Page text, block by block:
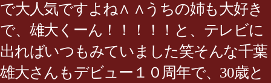
で大人気ですよね∧ ∧うちの姉も大好き
で、雄大くーん！！！！！と、テレビに
出ればいつもみていました笑そんな千葉
雄大さんもデビュー１０周年で、30歳と